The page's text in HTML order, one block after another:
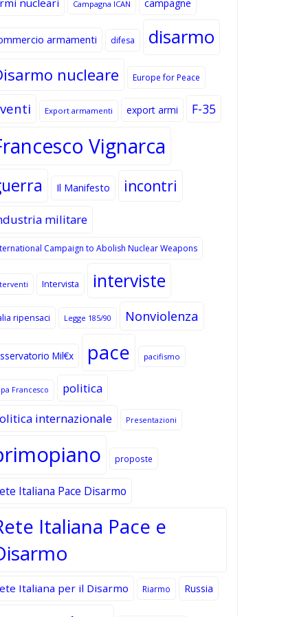
Campagna ICAN campagne
armamenti difesa disarmo
nucleare Europe for Peace
Export armamenti export armi F-35
Vignarca
Il Manifesto incontri
militare
Campaign to Abolish Nuclear Weapons
Intervista interviste
ripensaci Legge 185/90 Nonviolenza
Mil€x pace pacifismo
Francesco
politica
internazionale
Presentazioni
proposte
Italiana Pace Disarmo
Italiana Pace e
Italiana per il Disarmo Riarmo Russia